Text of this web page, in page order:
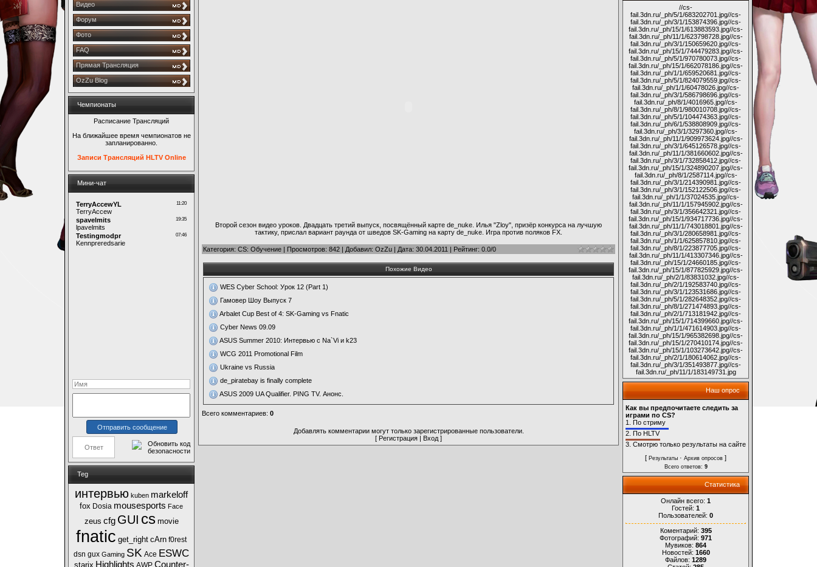
Видео
Форум
Фото
FAQ
Прямая Трансляция
OzZu Blog
Чемпионаты
Расписание Трансляций
На ближайшее время чемпионатов не
запланированно.
Записи Трансляций HLTV Online
Мини-чат
Teg
интервью kuben markeloff
fox Dosia mousesports Face
zeus cfg GUI cs movie
fnatic get_right cArn f0rest
dsn gux Gaming SK Ace ESWC
starix Highlights AWP Counter-
Второй сезон видео уроков. Двадцать третий выпуск, посвящённый карте de_nuke. Илья "Zloy", призёр конкурса на лучшую
тактику, прислал вариант раунда от шведов SK-Gaming на карту de_nuke. Игра против поляков FX.
Категория: CS: Обучение | Просмотров: 842 | Добавил: OzZu | Дата: 30.04.2011 | Рейтинг: 0.0/0
Похожие Видео
WES Cyber School: Урок 12 (Part 1)
Гамовер Шоу Выпуск 7
Arbalet Cup Best of 4: SK-Gaming vs Fnatic
Cyber News 09.09
ASUS Summer 2010: Интервью с Na`Vi и k23
WCG 2011 Promotional Film
Ukraine vs Russia
de_piratebay is finally complete
ASUS 2009 UA Qualifier. PING TV. Анонс.
Всего комментариев: 0
Добавлять комментарии могут только зарегистрированные пользователи.
[ Регистрация | Вход ]
//cs-
fail.3dn.ru/_ph/5/1/683202701.jpg//cs-
fail.3dn.ru/_ph/3/1/153874396.jpg//cs-
fail.3dn.ru/_ph/15/1/613883593.jpg//cs-
fail.3dn.ru/_ph/11/1/623798728.jpg//cs-
fail.3dn.ru/_ph/3/1/150659620.jpg//cs-
fail.3dn.ru/_ph/15/1/744479283.jpg//cs-
fail.3dn.ru/_ph/5/1/970780073.jpg//cs-
fail.3dn.ru/_ph/15/1/662078186.jpg//cs-
fail.3dn.ru/_ph/1/1/659520681.jpg//cs-
fail.3dn.ru/_ph/5/1/824079559.jpg//cs-
fail.3dn.ru/_ph/1/1/60478026.jpg//cs-
fail.3dn.ru/_ph/3/1/586798696.jpg//cs-
fail.3dn.ru/_ph/8/1/4016965.jpg//cs-
fail.3dn.ru/_ph/8/1/980010708.jpg//cs-
fail.3dn.ru/_ph/5/1/104474363.jpg//cs-
fail.3dn.ru/_ph/6/1/538808909.jpg//cs-
fail.3dn.ru/_ph/3/1/3297360.jpg//cs-
fail.3dn.ru/_ph/11/1/909973624.jpg//cs-
fail.3dn.ru/_ph/3/1/645126578.jpg//cs-
fail.3dn.ru/_ph/11/1/381660602.jpg//cs-
fail.3dn.ru/_ph/3/1/732858412.jpg//cs-
fail.3dn.ru/_ph/15/1/324890207.jpg//cs-
fail.3dn.ru/_ph/8/1/2587114.jpg//cs-
fail.3dn.ru/_ph/3/1/214390981.jpg//cs-
fail.3dn.ru/_ph/3/1/152122506.jpg//cs-
fail.3dn.ru/_ph/1/1/37024535.jpg//cs-
fail.3dn.ru/_ph/11/1/157945902.jpg//cs-
fail.3dn.ru/_ph/3/1/356642321.jpg//cs-
fail.3dn.ru/_ph/15/1/934717736.jpg//cs-
fail.3dn.ru/_ph/11/1/743018801.jpg//cs-
fail.3dn.ru/_ph/3/1/280658981.jpg//cs-
fail.3dn.ru/_ph/1/1/625857810.jpg//cs-
fail.3dn.ru/_ph/8/1/223877705.jpg//cs-
fail.3dn.ru/_ph/11/1/413307346.jpg//cs-
fail.3dn.ru/_ph/15/1/24660185.jpg//cs-
fail.3dn.ru/_ph/15/1/877825929.jpg//cs-
fail.3dn.ru/_ph/2/1/83831032.jpg//cs-
fail.3dn.ru/_ph/2/1/192583740.jpg//cs-
fail.3dn.ru/_ph/3/1/123531686.jpg//cs-
fail.3dn.ru/_ph/5/1/282648352.jpg//cs-
fail.3dn.ru/_ph/8/1/271474893.jpg//cs-
fail.3dn.ru/_ph/2/1/713181942.jpg//cs-
fail.3dn.ru/_ph/15/1/714399660.jpg//cs-
fail.3dn.ru/_ph/1/1/471614903.jpg//cs-
fail.3dn.ru/_ph/15/1/965382698.jpg//cs-
fail.3dn.ru/_ph/15/1/270410174.jpg//cs-
fail.3dn.ru/_ph/15/1/103273642.jpg//cs-
fail.3dn.ru/_ph/2/1/180614062.jpg//cs-
fail.3dn.ru/_ph/3/1/351493877.jpg//cs-
fail.3dn.ru/_ph/11/1/183149731.jpg
Наш опрос
Как вы предпочитаете следить за
играми по CS?
1. По стриму
2. По HLTV
3. Смотрю только результаты на сайте
[ Результаты · Архив опросов ]
Всего ответов: 9
Статистика
Онлайн всего: 1
Гостей: 1
Пользователей: 0
Коментарий: 395
Фотографий: 971
Мувиков: 864
Новостей: 1660
Файлов: 1289